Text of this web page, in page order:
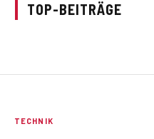
TOP-BEITRÄGE
TECHNIK